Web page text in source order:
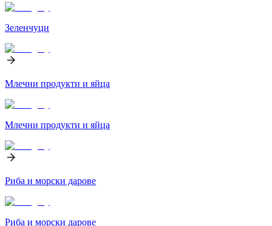
Зеленчуци
Млечни продукти и яйца
Млечни продукти и яйца
Риба и морски дарове
Риба и морски дарове